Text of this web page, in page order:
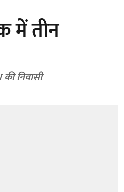
में तीन
निवासी